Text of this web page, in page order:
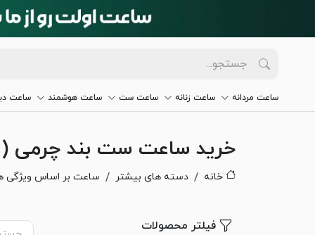
ساعت مردانه ساعت زنانه ساعت ست ساعت هوشمند ساعت
خرید ساعت ست بند چرمی
خانه دسته های بیشتر ساعت بر اساس ویژگی
فیلتر محصولات